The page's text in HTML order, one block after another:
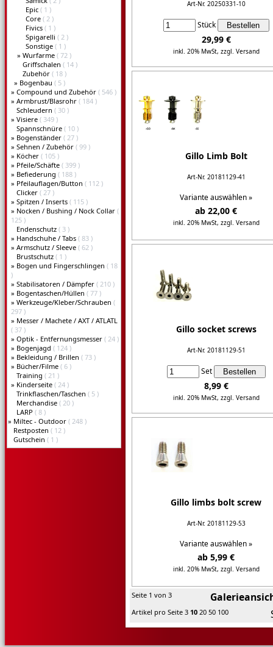
Epic ( 1 )
Core ( 2 )
Fivics ( 1 )
Spigarelli ( 2 )
Sonstige ( 1 )
» Wurfarme ( 72 )
Griffschalen ( 14 )
Zubehör ( 18 )
» Bogenbau ( 5 )
» Compound und Zubehör ( 546 )
» Armbrust/Blasrohr ( 184 )
Schleudern ( 30 )
» Visiere ( 349 )
Spannschnüre ( 10 )
» Bogenständer ( 27 )
» Sehnen / Zubehör ( 99 )
» Köcher ( 105 )
» Pfeile/Schäfte ( 399 )
» Befiederung ( 188 )
» Pfeilauflagen/Button ( 112 )
Clicker ( 27 )
» Spitzen / Inserts ( 115 )
» Nocken / Bushing / Nock Collar (
125 )
Endenschutz ( 3 )
» Handschuhe / Tabs ( 83 )
» Armschutz / Sleeve ( 62 )
Brustschutz ( 1 )
» Bogen und Fingerschlingen ( 18
)
» Stabilisatoren / Dämpfer ( 210 )
» Bogentaschen/Hüllen ( 77 )
» Werkzeuge/Kleber/Schrauben (
297 )
» Messer / Machete / AXT / ATLATL
( 37 )
» Optik - Entfernungsmesser ( 24 )
» Bogenjagd ( 124 )
» Bekleidung / Brillen ( 73 )
» Bücher/Filme ( 6 )
Training ( 21 )
» Kinderseite ( 24 )
Trinkflaschen/Taschen ( 5 )
Merchandise ( 20 )
LARP ( 8 )
» Miltec - Outdoor ( 248 )
Restposten ( 12 )
Gutschein ( 1 )
Art-Nr. 20250331-10
Stück
29,99 €
inkl. 20% MwSt, zzgl. Versand
Details...
Gillo Limb Bolt
Art-Nr. 20181129-41
Variante auswählen »
ab 22,00 €
inkl. 20% MwSt, zzgl. Versand
Details...
Gillo socket screws
Art-Nr. 20181129-51
Set
8,99 €
inkl. 20% MwSt, zzgl. Versand
Details...
Gillo limbs bolt screw
Art-Nr. 20181129-53
Variante auswählen »
ab 5,99 €
inkl. 20% MwSt, zzgl. Versand
Details...
Seite 1 von 3
Artikel pro Seite 3 10 20 50 100